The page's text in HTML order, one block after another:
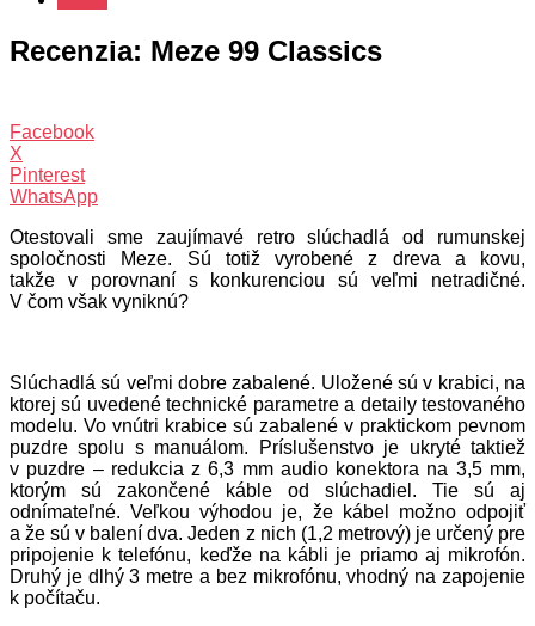
Recenzia: Meze 99 Classics
Facebook
X
Pinterest
WhatsApp
Otestovali sme zaujímavé retro slúchadlá od rumunskej
spoločnosti Meze. Sú totiž vyrobené z dreva a kovu,
takže v porovnaní s konkurenciou sú veľmi netradičné.
V čom však vyniknú?
Slúchadlá sú veľmi dobre zabalené. Uložené sú v krabici, na
ktorej sú uvedené technické parametre a detaily testovaného
modelu. Vo vnútri krabice sú zabalené v praktickom pevnom
puzdre spolu s manuálom. Príslušenstvo je ukryté taktiež
v puzdre – redukcia z 6,3 mm audio konektora na 3,5 mm,
ktorým sú zakončené káble od slúchadiel. Tie sú aj
odnímateľné. Veľkou výhodou je, že kábel možno odpojiť
a že sú v balení dva. Jeden z nich (1,2 metrový) je určený pre
pripojenie k telefónu, keďže na kábli je priamo aj mikrofón.
Druhý je dlhý 3 metre a bez mikrofónu, vhodný na zapojenie
k počítaču.